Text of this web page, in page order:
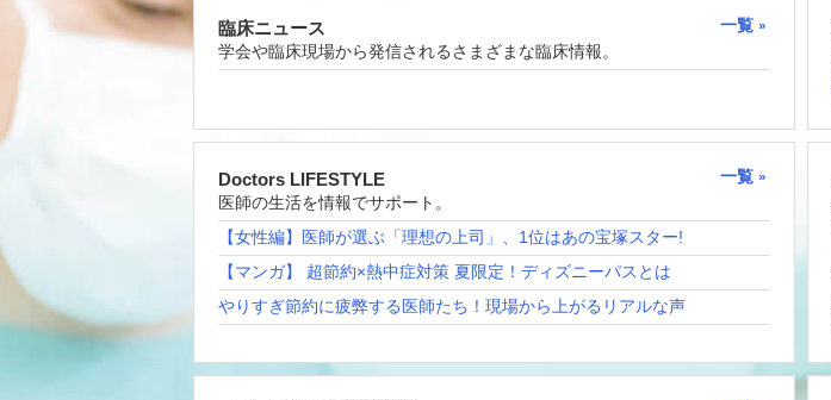
臨床ニュース
一覧
学会や臨床現場から発信されるさまざまな臨床情報。
Doctors LIFESTYLE
一覧
医師の生活を情報でサポート。
【女性編】医師が選ぶ「理想の上司」、1位はあの宝塚スター!
【マンガ】 超節約×熱中症対策 夏限定！ディズニーパスとは
やりすぎ節約に疲弊する医師たち！現場から上がるリアルな声